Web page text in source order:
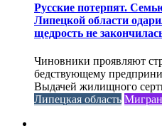
Русские потерпят.
Липецкой области
щедрость не
Чиновники проявляют
бедствующему
Выдачей жилищного
Липецкая область